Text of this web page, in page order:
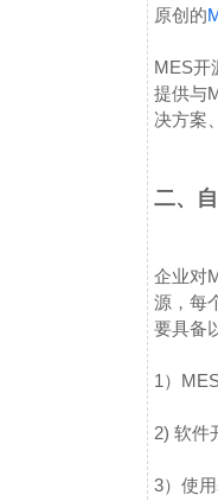
原创的
MES开
提供与
决方案
二、
企业对
源，每
要具备
1）
2) 软件
3）使